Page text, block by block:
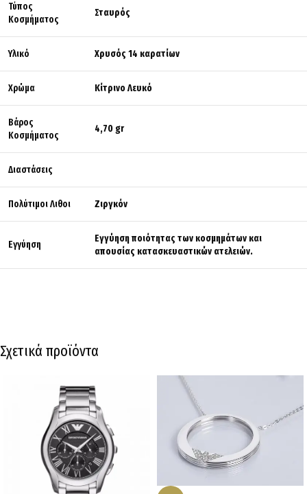
Τύπος
Κοσμήματος
Σταυρός
Υλικό Χρυσός 14 καρατίων
Χρώμα Κίτρινο Λευκό
Βάρος
Κοσμήματος
4,70 gr
Διαστάσεις
Πολύτιμοι Λιθοι Ζιργκόν
Εγγύηση
Εγγύηση ποιότητας των κοσμημάτων και
απουσίας κατασκευαστικών ατελειών.
Σχετικά προϊόντα